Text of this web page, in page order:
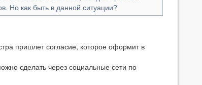
Но как быть в данной ситуации?
пришлет согласие, которое оформит в
сделать через социальные сети по